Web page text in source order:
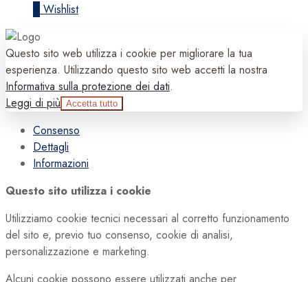
Wishlist
Questo sito web utilizza i cookie per migliorare la tua
esperienza. Utilizzando questo sito web accetti la nostra
Informativa sulla protezione dei dati.
Leggi di più Accetta tutto
Consenso
Dettagli
Informazioni
Questo sito utilizza i cookie
Utilizziamo cookie tecnici necessari al corretto funzionamento
del sito e, previo tuo consenso, cookie di analisi,
personalizzazione e marketing.
Alcuni cookie possono essere utilizzati anche per